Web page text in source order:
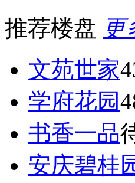
推荐楼盘 更
文苑世家
学府花园
书香一品
安庆碧桂